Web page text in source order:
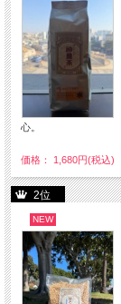
心。
価格： 1,680円(税込)
2位
NEW